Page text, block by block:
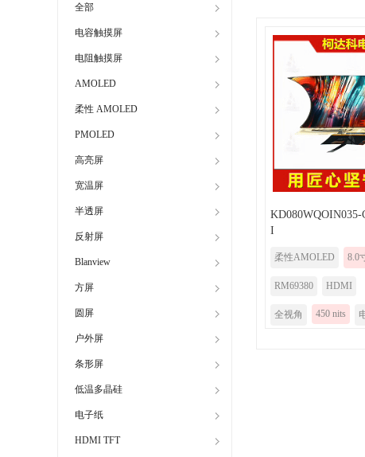
全部
电容触摸屏
电阻触摸屏
AMOLED
柔性 AMOLED
PMOLED
高亮屏
宽温屏
半透屏
反射屏
Blanview
方屏
圆屏
户外屏
条形屏
低温多晶硅
电子纸
HDMI TFT
I
柔性AMOLED 8.0
RM69380 HDMI
全视角 450 nits